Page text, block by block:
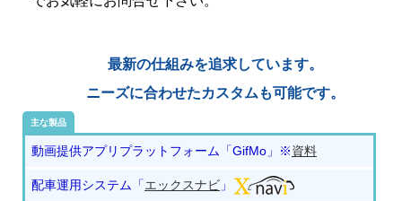
最新の仕組みを追求しています。
ニーズに合わせたカスタムも可能です。
主な製品
動画提供アプリプラットフォーム「GifMo」※資料
配車運用システム「エックスナビ 」